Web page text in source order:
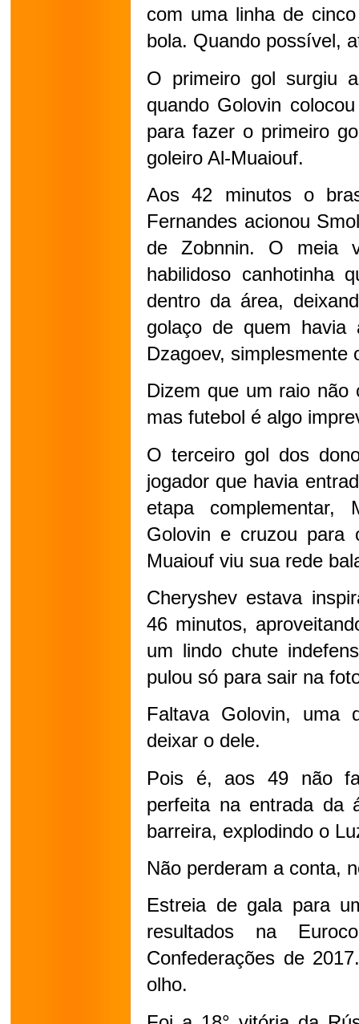
com uma linha de
bola. Quando possível,
O primeiro gol surgiu
quando Golovin
para fazer o primeiro
goleiro Al-Muaiouf.
Aos 42 minutos o
Fernandes acionou
de Zobnnin. O meia
habilidoso canhotinha
dentro da área,
golaço de quem
Dzagoev, simplesmente
Dizem que um raio não
mas futebol é algo
O terceiro gol dos
jogador que havia
etapa complementar,
Golovin e cruzou para
Muaiouf viu sua rede
Cheryshev estava
46 minutos,
um lindo chute
pulou só para sair na
Faltava Golovin, uma
deixar o dele.
Pois é, aos 49 não
perfeita na entrada da
barreira, explodindo o
Não perderam a conta,
Estreia de gala para
resultados na
Confederações de
olho.